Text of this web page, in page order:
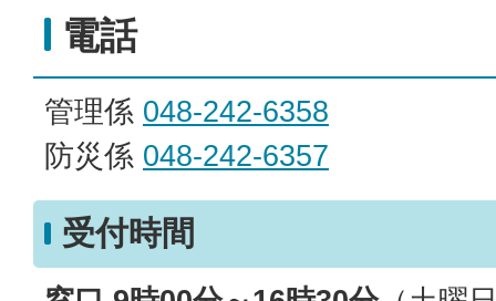
電話
管理係 048-242-6358
防災係 048-242-6357
受付時間